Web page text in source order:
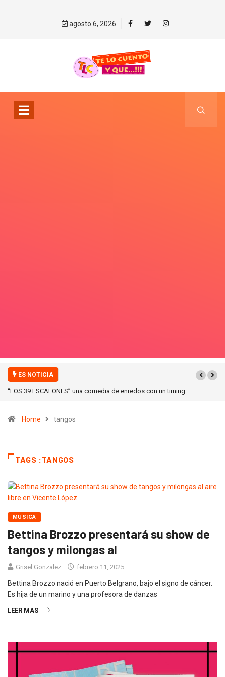
agosto 6, 2026
ES NOTICIA
“ICONIC WINTER” nuevas colecciones en Galerias pacifico!
Home tangos
TAGS :TANGOS
MUSICA
Bettina Brozzo presentará su show de
tangos y milongas al
Grisel Gonzalez febrero 11, 2025
Bettina Brozzo nació en Puerto Belgrano, bajo el signo de cáncer.
Es hija de un marino y una profesora de danzas
LEER MAS